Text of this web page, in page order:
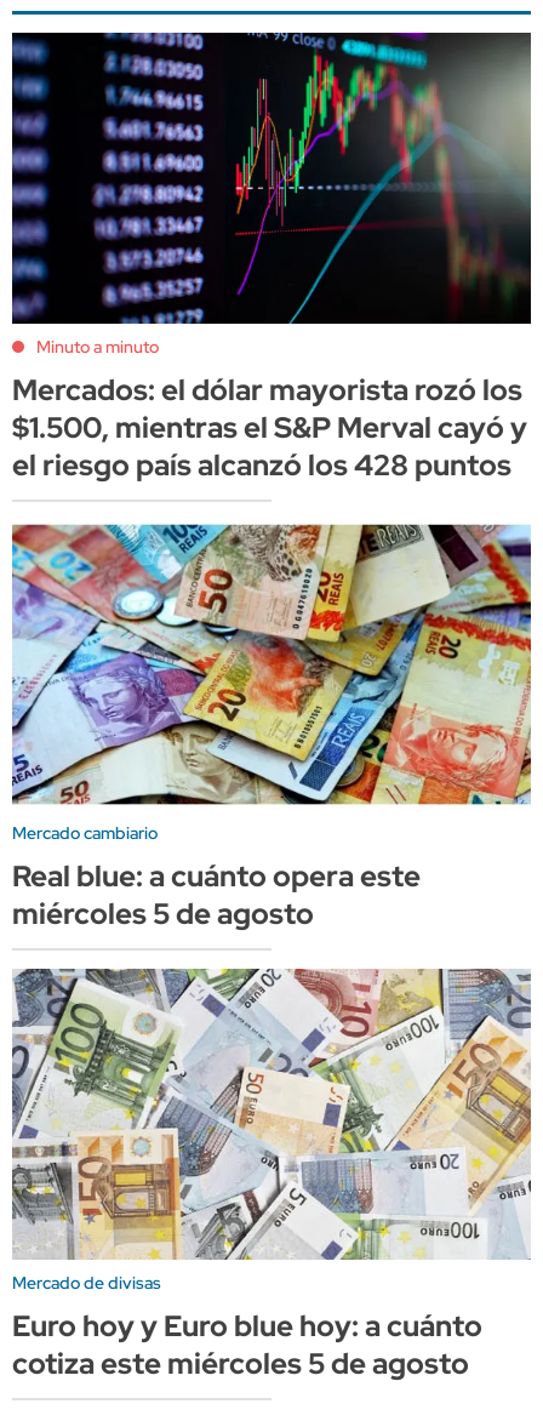
Minuto a minuto
Mercados: el dólar mayorista rozó los
$1.500, mientras el S&P Merval cayó y
el riesgo país alcanzó los 428 puntos
Mercado cambiario
Real blue: a cuánto opera este
miércoles 5 de agosto
Mercado de divisas
Euro hoy y Euro blue hoy: a cuánto
cotiza este miércoles 5 de agosto